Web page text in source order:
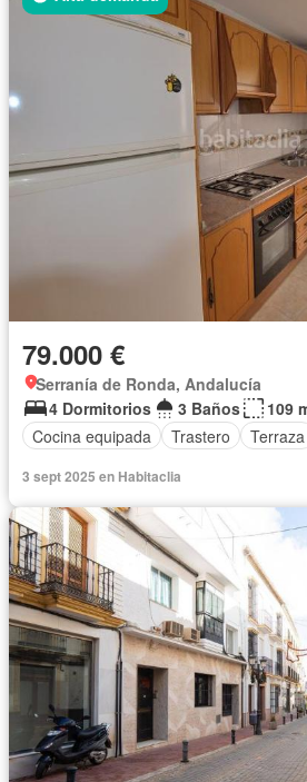
79.000 €
Serranía de Ronda, Andalucía
4 Dormitorios
3 Baños
109
Cocina equipada
Trastero Terraza
3 sept 2025 en Habitaclia